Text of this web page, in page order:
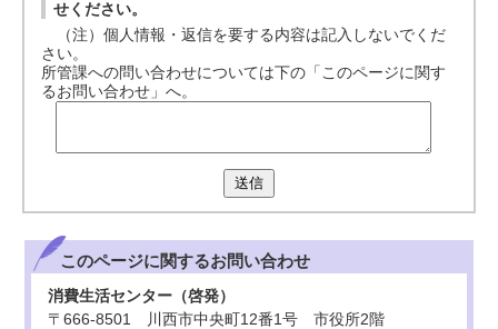
せください。
（注）個人情報・返信を要する内容は記入しないでくだ
さい。
所管課への問い合わせについては下の「このページに関す
るお問い合わせ」へ。
送信
このページに関するお問い合わせ
消費生活センター（啓発）
〒666-8501 川西市中央町12番1号 市役所2階